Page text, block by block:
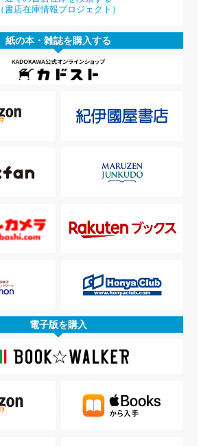
（書店在庫情報プロジェクト）
紙の本・雑誌を購入する
電子版を購入